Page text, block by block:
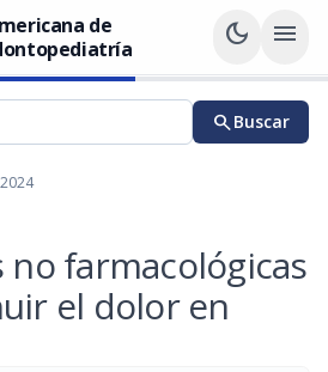
de
dark_mode menu
searchBuscar
farmacológicas
el dolor en